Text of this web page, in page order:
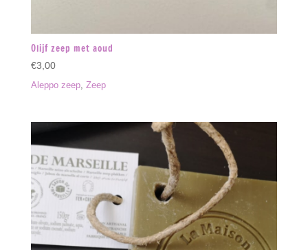
Olijf zeep met aoud
€3,00
Aleppo zeep, Zeep